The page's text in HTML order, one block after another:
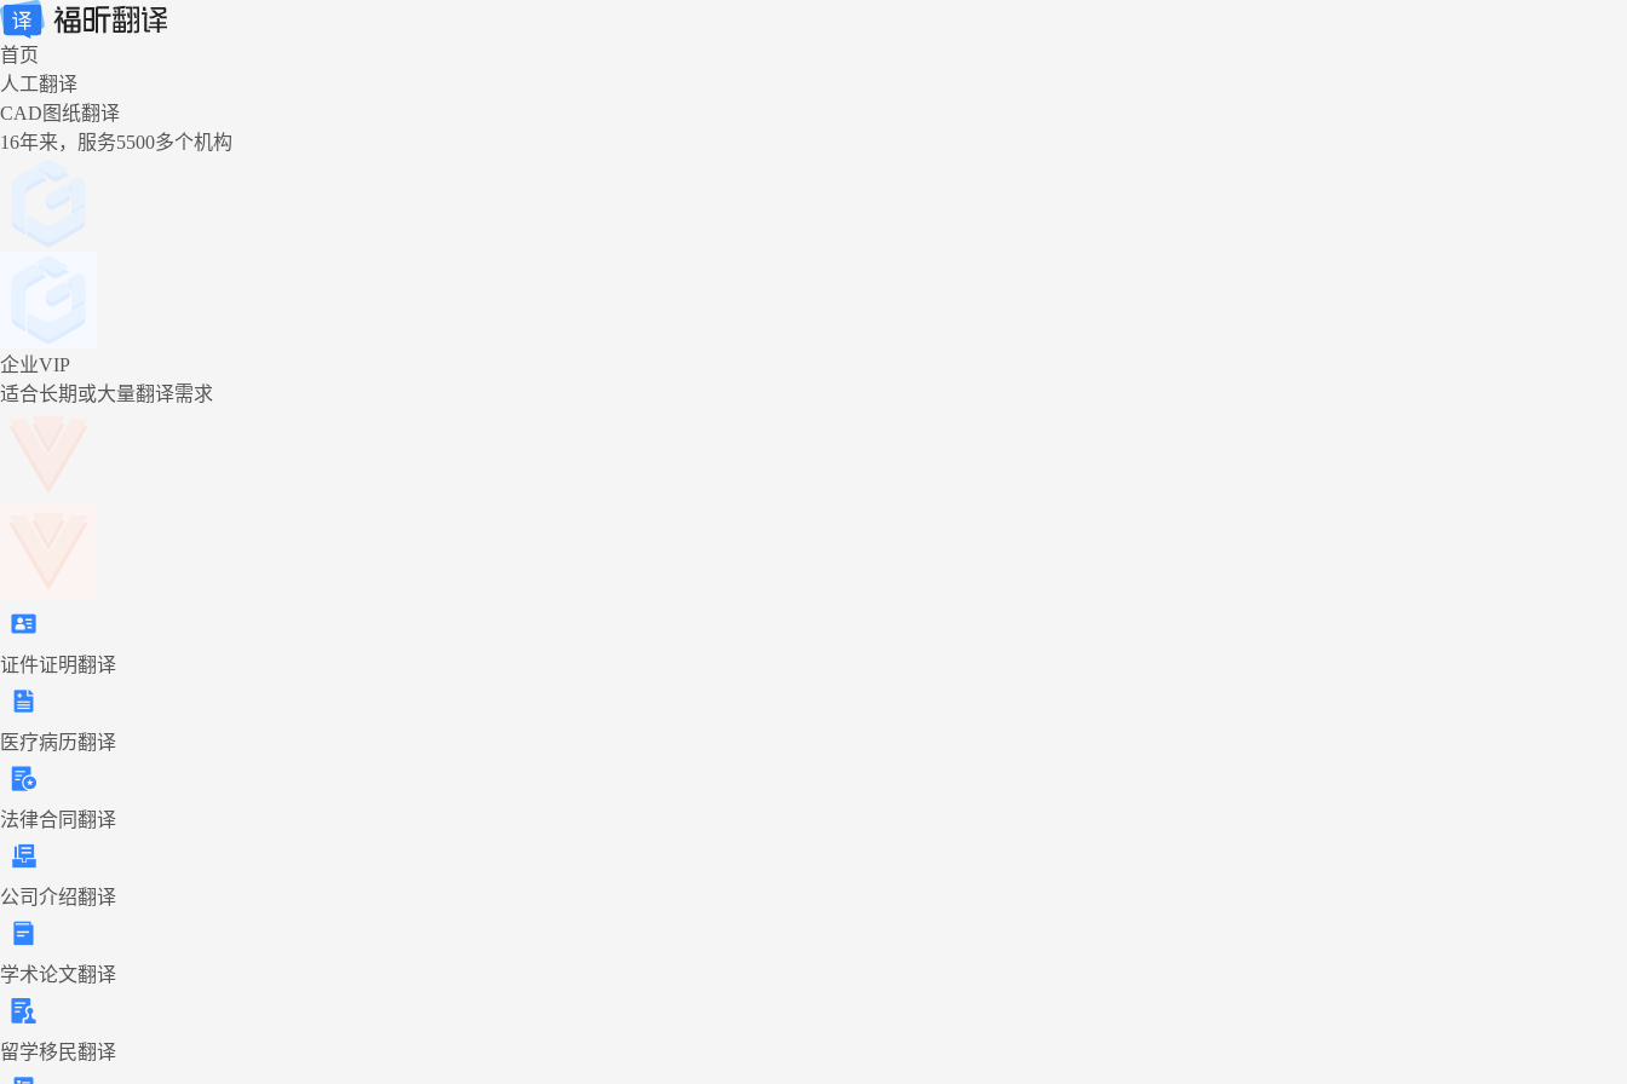
首页
人工翻译
CAD图纸翻译
16年来，服务5500多个机构
企业VIP
适合长期或大量翻译需求
证件证明翻译
医疗病历翻译
法律合同翻译
公司介绍翻译
学术论文翻译
留学移民翻译